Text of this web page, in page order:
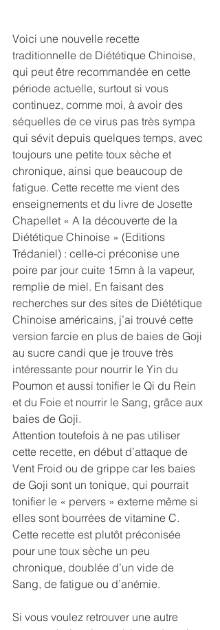
Voici une nouvelle recette
traditionnelle de Diététique Chinoise,
qui peut être recommandée en cette
période actuelle, surtout si vous
continuez, comme moi, à avoir des
séquelles de ce virus pas très sympa
qui sévit depuis quelques temps, avec
toujours une petite toux sèche et
chronique, ainsi que beaucoup de
fatigue. Cette recette me vient des
enseignements et du livre de Josette
Chapellet « A la découverte de la
Diététique Chinoise » (Editions
Trédaniel) : celle-ci préconise une
poire par jour cuite 15mn à la vapeur,
remplie de miel. En faisant des
recherches sur des sites de Diététique
Chinoise américains, j’ai trouvé cette
version farcie en plus de baies de Goji
au sucre candi que je trouve très
intéressante pour nourrir le Yin du
Poumon et aussi tonifier le Qi du Rein
et du Foie et nourrir le Sang, grâce aux
baies de Goji.
Attention toutefois à ne pas utiliser
cette recette, en début d’attaque de
Vent Froid ou de grippe car les baies
de Goji sont un tonique, qui pourrait
tonifier le « pervers » externe même si
elles sont bourrées de vitamine C.
Cette recette est plutôt préconisée
pour une toux sèche un peu
chronique, doublée d’un vide de
Sang, de fatigue ou d’anémie.
Si vous voulez retrouver une autre